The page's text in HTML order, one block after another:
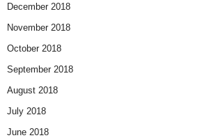
December 2018
November 2018
October 2018
September 2018
August 2018
July 2018
June 2018